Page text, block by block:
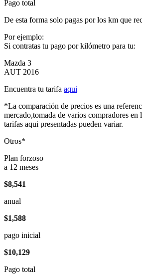
Pago total
De esta forma solo pagas por los km que
Por ejemplo:
Si contratas tu pago por kilómetro para tu:
Mazda 3
AUT 2016
Encuentra tu tarifa aqui
*La comparación de precios es una
mercado,tomada de varios compradores en
tarifas aqui presentadas pueden variar.
Otros*
Plan forzoso
a 12 meses
$8,541
anual
$1,588
pago inicial
$10,129
Pago total